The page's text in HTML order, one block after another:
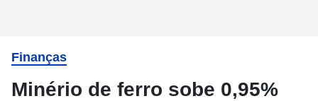
Finanças
Minério de ferro sobe 0,95%